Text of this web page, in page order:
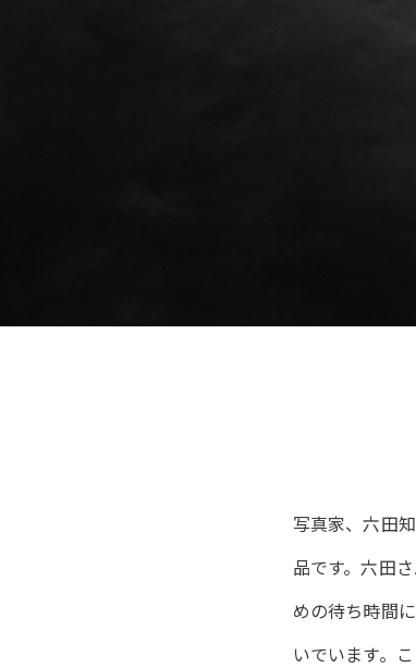
写真家、六田
品です。六田
めの待ち時間
いでいます。